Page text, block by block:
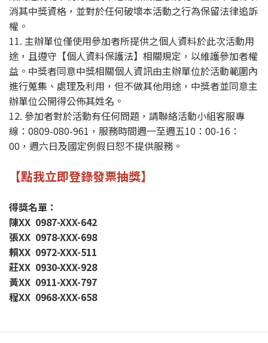
消其中獎資格，並對於任何破壞本活動之行為保留法律追訴
權。
11. 主辦單位僅使用參加者所提供之個人資料於此次活動用
途，且遵守【個人資料保護法】相關規定，以維護參加者權
益。中獎者同意中獎相關個人資訊由主辦單位於活動範圍內
進行蒐集、處理及利用，但不做其他用途，中獎者並同意主
辦單位公開得公佈其姓名。
12. 參加者對於活動有任何問題，請聯絡活動小組客服專
線：0809-080-961，服務時間週一至週五10：00-16：
00，週六日及國定例假日恕不提供服務。
【點我立即登錄發票抽獎】
得獎名單：
陳XX 0987-XXX-642
張XX 0978-XXX-698
賴XX 0972-XXX-511
莊XX 0930-XXX-928
黃XX 0911-XXX-797
程XX 0968-XXX-658